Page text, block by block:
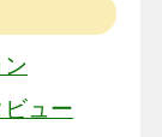
ュー